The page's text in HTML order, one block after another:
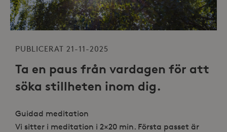
PUBLICERAT 21-11-2025
Ta en paus från vardagen för att
söka stillheten inom dig.
Guidad meditation
Vi sitter i meditation i 2×20 min. Första passet är